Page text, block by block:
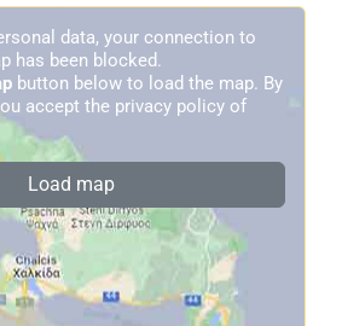
data, your connection to
has been blocked.
button below to load the map. By
accept the privacy policy of
Load map